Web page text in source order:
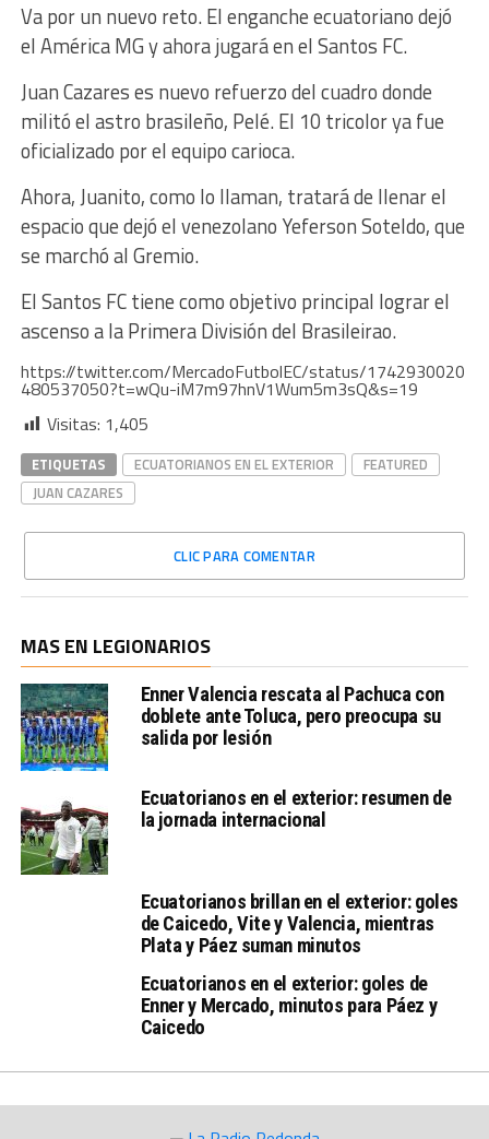
Va por un nuevo reto. El enganche ecuatoriano dejó
el América MG y ahora jugará en el Santos FC.
Juan Cazares es nuevo refuerzo del cuadro donde
militó el astro brasileño, Pelé. El 10 tricolor ya fue
oficializado por el equipo carioca.
Ahora, Juanito, como lo llaman, tratará de llenar el
espacio que dejó el venezolano Yeferson Soteldo, que
se marchó al Gremio.
El Santos FC tiene como objetivo principal lograr el
ascenso a la Primera División del Brasileirao.
https://twitter.com/MercadoFutbolEC/status/1742930020
480537050?t=wQu-iM7m97hnV1Wum5m3sQ&s=19
Visitas: 1,405
ETIQUETAS ECUATORIANOS EN EL EXTERIOR
FEATURED
JUAN CAZARES
CLIC PARA COMENTAR
MAS EN LEGIONARIOS
Enner Valencia rescata al Pachuca con
doblete ante Toluca, pero preocupa su
salida por lesión
Ecuatorianos en el exterior: resumen de
la jornada internacional
Ecuatorianos brillan en el exterior: goles
de Caicedo, Vite y Valencia, mientras
Plata y Páez suman minutos
Ecuatorianos en el exterior: goles de
Enner y Mercado, minutos para Páez y
Caicedo